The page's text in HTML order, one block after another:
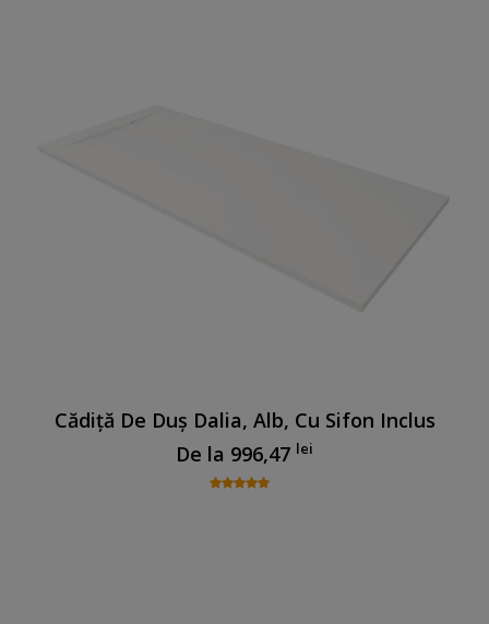
Cădiță De Duș Dalia, Alb, Cu Sifon Inclus
De la 996,47 lei